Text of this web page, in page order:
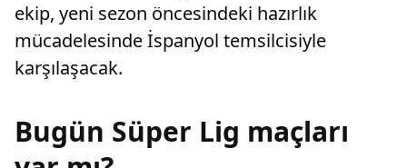
ekip, yeni sezon öncesindeki hazırlık
mücadelesinde İspanyol temsilcisiyle
karşılaşacak.
Bugün Süper Lig maçları